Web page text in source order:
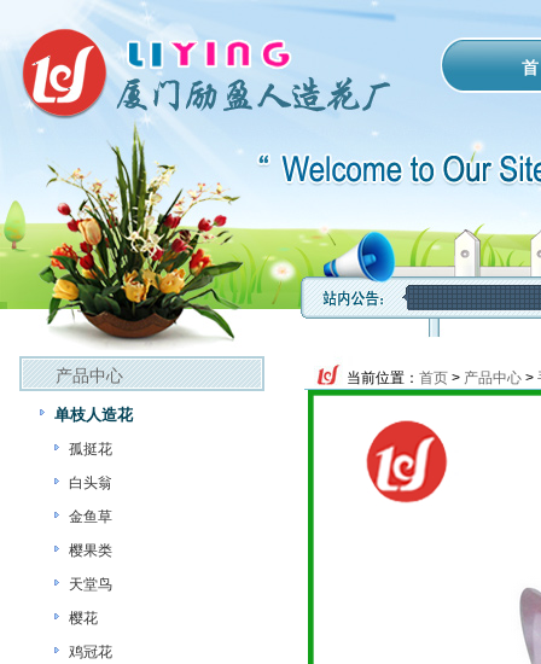
产品中心
单枝人造花
孤挺花
白头翁
金鱼草
樱果类
天堂鸟
樱花
鸡冠花
当前位置： 首页 > 产品中心 >